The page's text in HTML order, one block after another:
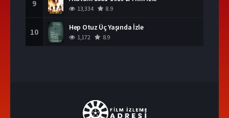
9
13,334 8.9
10 Hep Otuz Üç Yaşında İzle
1,172 8.9